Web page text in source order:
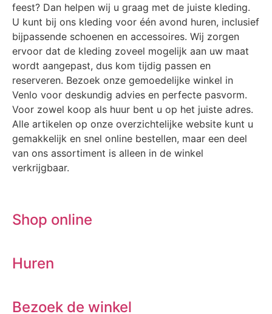
feest? Dan helpen wij u graag met de juiste kleding.
U kunt bij ons kleding voor één avond huren, inclusief
bijpassende schoenen en accessoires. Wij zorgen
ervoor dat de kleding zoveel mogelijk aan uw maat
wordt aangepast, dus kom tijdig passen en
reserveren. Bezoek onze gemoedelijke winkel in
Venlo voor deskundig advies en perfecte pasvorm.
Voor zowel koop als huur bent u op het juiste adres.
Alle artikelen op onze overzichtelijke website kunt u
gemakkelijk en snel online bestellen, maar een deel
van ons assortiment is alleen in de winkel
verkrijgbaar.
Shop online
Huren
Bezoek de winkel